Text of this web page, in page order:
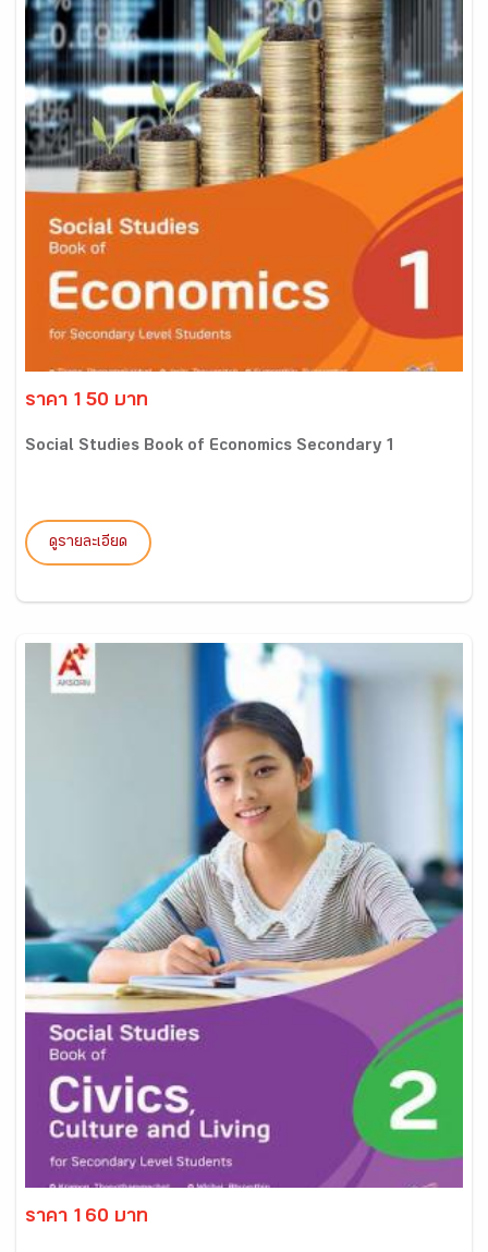
ราคา 150 บาท
Social Studies Book of Economics Secondary 1
ดูรายละเอียด
ราคา 160 บาท